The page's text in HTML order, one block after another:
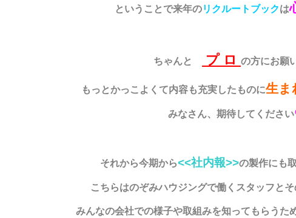
ということで来年のリクルートブックは
ちゃんと プ ロ の方にお願
もっとかっこよくて内容も充実したものに生ま
みなさん、期待してください
それから今期から<<社内報>>の製作にも
こちらはのぞみハウジングで働くスタッフと
みんなの会社での様子や取組みを知ってもらうた